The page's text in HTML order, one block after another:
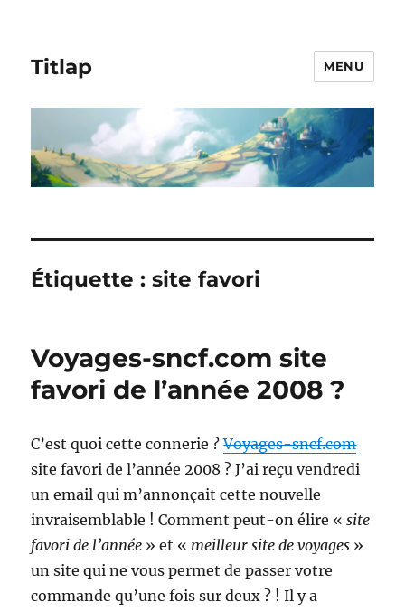
Titlap MENU
Étiquette :site favori
Voyages-sncf.com site
favori de l’année 2008 ?
C’est quoi cette connerie ?Voyages-sncf.com
site favori de l’année 2008 ? J’ai reçu vendredi
un email qui m’annonçait cette nouvelle
invraisemblable ! Comment peut-on élire «site
favori de l’année » et « meilleur site de voyages »
un site qui ne vous permet de passer votre
commande qu’une fois sur deux ? ! Il y a